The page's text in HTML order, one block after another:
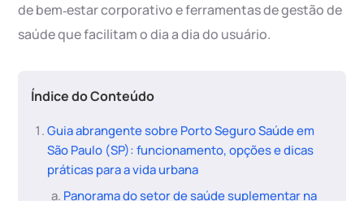
de bem‑estar corporativo e ferramentas de gestão de
saúde que facilitam o dia a dia do usuário.
Índice do Conteúdo
Guia abrangente sobre Porto Seguro Saúde em
São Paulo (SP): funcionamento, opções e dicas
práticas para a vida urbana
Panorama do setor de saúde suplementar na